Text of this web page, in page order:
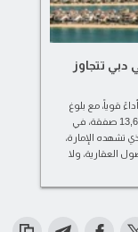
في دبي تتجاوز
سوق العقارات في دبي خلال مايو (أيار) 2026 أداءً قوياً، مع بلوغ
إجمالي التصرفات العقارية نحو 51.8 مليار درهم عبر 13,631 صفقة، في
تشهده الإمارة،
العقارية، ولا